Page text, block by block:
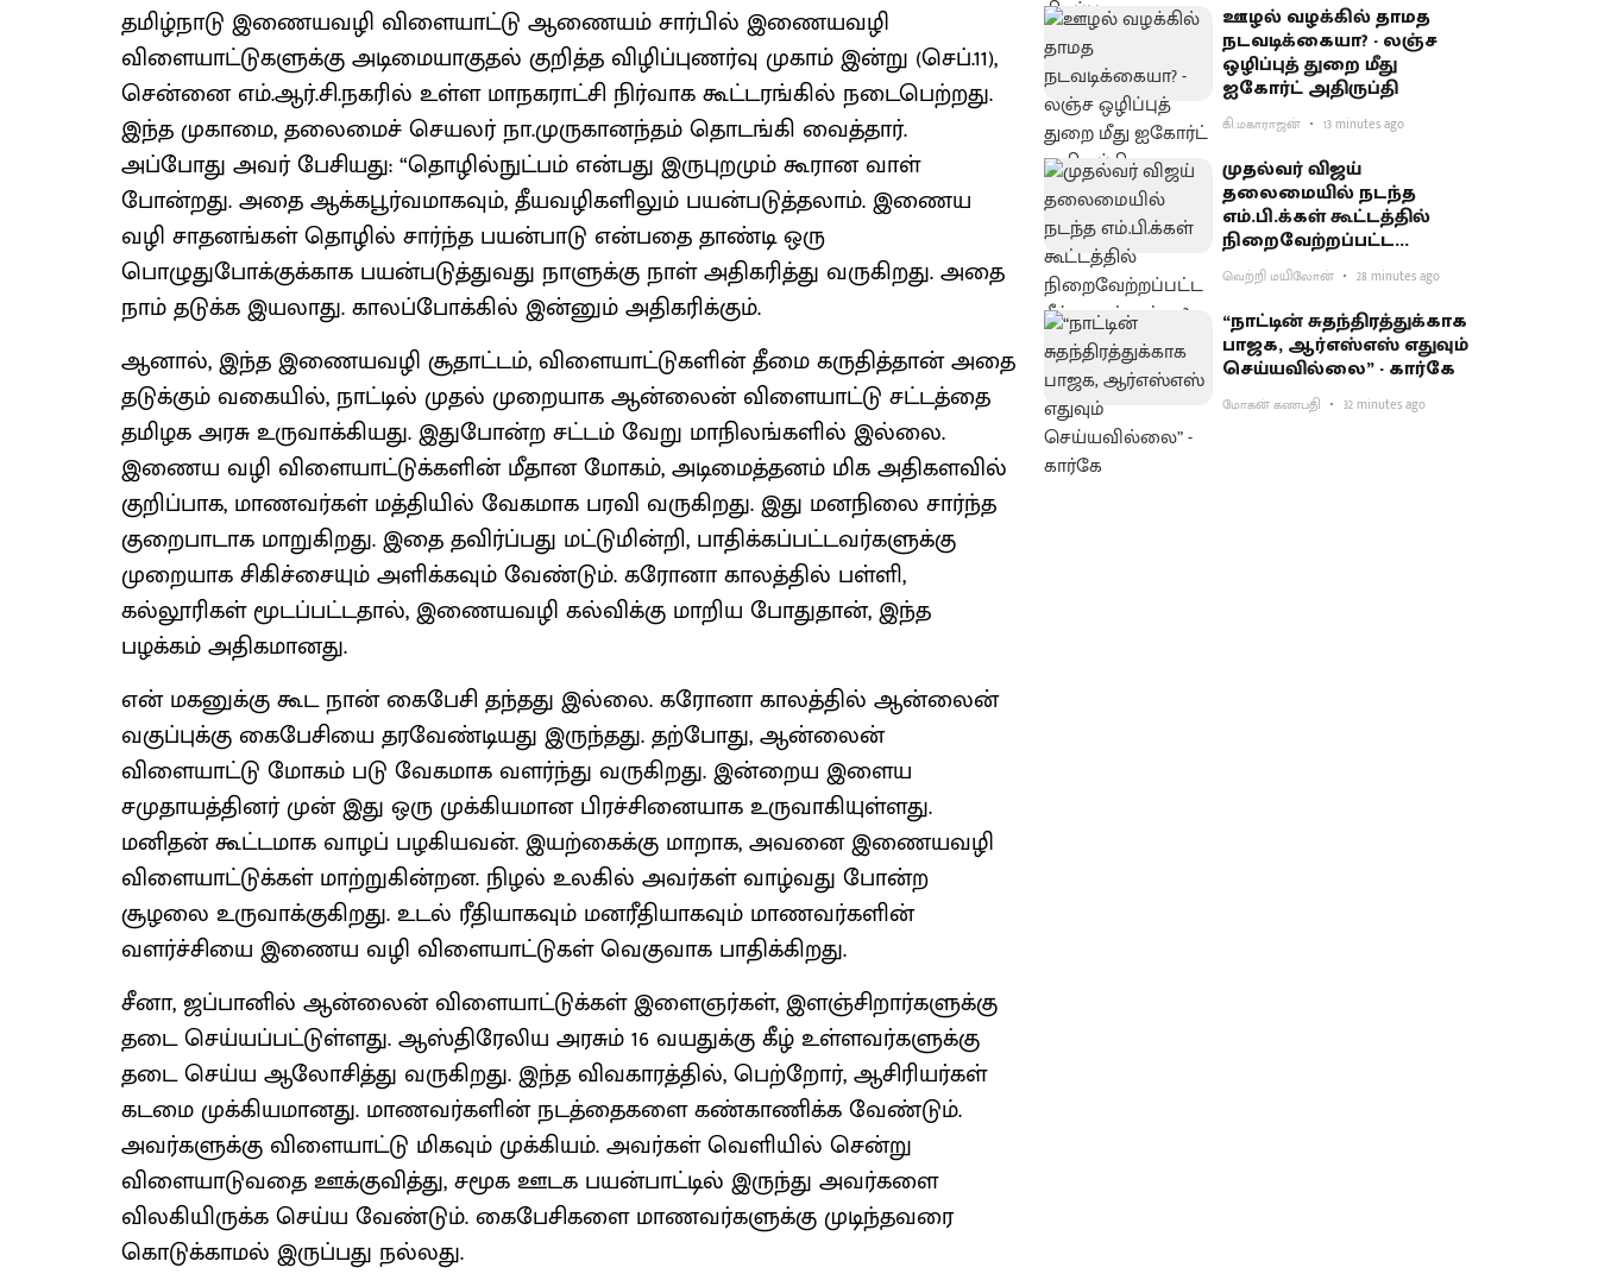
தமிழ்நாடு இணையவழி விளையாட்டு ஆணையம் சார்பில் இணையவழி
விளையாட்டுகளுக்கு அடிமையாகுதல் குறித்த விழிப்புணர்வு முகாம் இன்று (செப்.11),
சென்னை எம்.ஆர்.சி.நகரில் உள்ள மாநகராட்சி நிர்வாக கூட்டரங்கில் நடைபெற்றது.
இந்த முகாமை, தலைமைச் செயலர் நா.முருகானந்தம் தொடங்கி வைத்தார்.
அப்போது அவர் பேசியது: “தொழில்நுட்பம் என்பது இருபுறமும் கூரான வாள்
போன்றது. அதை ஆக்கபூர்வமாகவும், தீயவழிகளிலும் பயன்படுத்தலாம். இணைய
வழி சாதனங்கள் தொழில் சார்ந்த பயன்பாடு என்பதை தாண்டி ஒரு
பொழுதுபோக்குக்காக பயன்படுத்துவது நாளுக்கு நாள் அதிகரித்து வருகிறது. அதை
நாம் தடுக்க இயலாது. காலப்போக்கில் இன்னும் அதிகரிக்கும்.
ஆனால், இந்த இணையவழி சூதாட்டம், விளையாட்டுகளின் தீமை கருதித்தான் அதை
தடுக்கும் வகையில், நாட்டில் முதல் முறையாக ஆன்லைன் விளையாட்டு சட்டத்தை
தமிழக அரசு உருவாக்கியது. இதுபோன்ற சட்டம் வேறு மாநிலங்களில் இல்லை.
இணைய வழி விளையாட்டுக்களின் மீதான மோகம், அடிமைத்தனம் மிக அதிகளவில்
குறிப்பாக, மாணவர்கள் மத்தியில் வேகமாக பரவி வருகிறது. இது மனநிலை சார்ந்த
குறைபாடாக மாறுகிறது. இதை தவிர்ப்பது மட்டுமின்றி, பாதிக்கப்பட்டவர்களுக்கு
முறையாக சிகிச்சையும் அளிக்கவும் வேண்டும். கரோனா காலத்தில் பள்ளி,
கல்லூரிகள் மூடப்பட்டதால், இணையவழி கல்விக்கு மாறிய போதுதான், இந்த
பழக்கம் அதிகமானது.
என் மகனுக்கு கூட நான் கைபேசி தந்தது இல்லை. கரோனா காலத்தில் ஆன்லைன்
வகுப்புக்கு கைபேசியை தரவேண்டியது இருந்தது. தற்போது, ஆன்லைன்
விளையாட்டு மோகம் படு வேகமாக வளர்ந்து வருகிறது. இன்றைய இளைய
சமுதாயத்தினர் முன் இது ஒரு முக்கியமான பிரச்சினையாக உருவாகியுள்ளது.
மனிதன் கூட்டமாக வாழப் பழகியவன். இயற்கைக்கு மாறாக, அவனை இணையவழி
விளையாட்டுக்கள் மாற்றுகின்றன. நிழல் உலகில் அவர்கள் வாழ்வது போன்ற
சூழலை உருவாக்குகிறது. உடல் ரீதியாகவும் மனரீதியாகவும் மாணவர்களின்
வளர்ச்சியை இணைய வழி விளையாட்டுகள் வெகுவாக பாதிக்கிறது.
சீனா, ஜப்பானில் ஆன்லைன் விளையாட்டுக்கள் இளைஞர்கள், இளஞ்சிறார்களுக்கு
தடை செய்யப்பட்டுள்ளது. ஆஸ்திரேலிய அரசும் 16 வயதுக்கு கீழ் உள்ளவர்களுக்கு
தடை செய்ய ஆலோசித்து வருகிறது. இந்த விவகாரத்தில், பெற்றோர், ஆசிரியர்கள்
கடமை முக்கியமானது. மாணவர்களின் நடத்தைகளை கண்காணிக்க வேண்டும்.
அவர்களுக்கு விளையாட்டு மிகவும் முக்கியம். அவர்கள் வெளியில் சென்று
விளையாடுவதை ஊக்குவித்து, சமூக ஊடக பயன்பாட்டில் இருந்து அவர்களை
விலகியிருக்க செய்ய வேண்டும். கைபேசிகளை மாணவர்களுக்கு முடிந்தவரை
கொடுக்காமல் இருப்பது நல்லது.
ஊழல் வழக்கில் தாமத
நடவடிக்கையா? - லஞ்ச
ஒழிப்புத் துறை மீது
ஐகோர்ட் அதிருப்தி
கி.மகாராஜன் 13 minutes ago
முதல்வர் விஜய்
தலைமையில் நடந்த
எம்.பி.க்கள் கூட்டத்தில்
நிறைவேற்றப்பட்ட
தீர்மானம் என்ன?
வெற்றி மயிலோன் 28 minutes ago
“நாட்டின் சுதந்திரத்துக்காக
பாஜக, ஆர்எஸ்எஸ் எதுவும்
செய்யவில்லை” - கார்கே
மோகன் கணபதி 32 minutes ago